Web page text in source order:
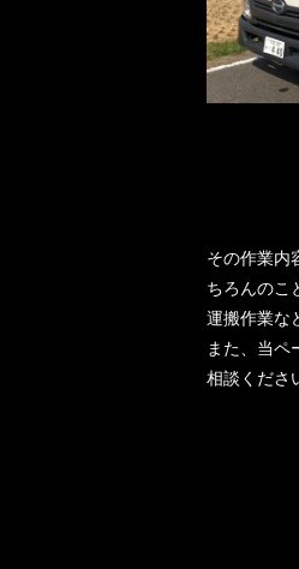
その作業内
ちろんのこ
運搬作業な
また、当ペ
相談くださ